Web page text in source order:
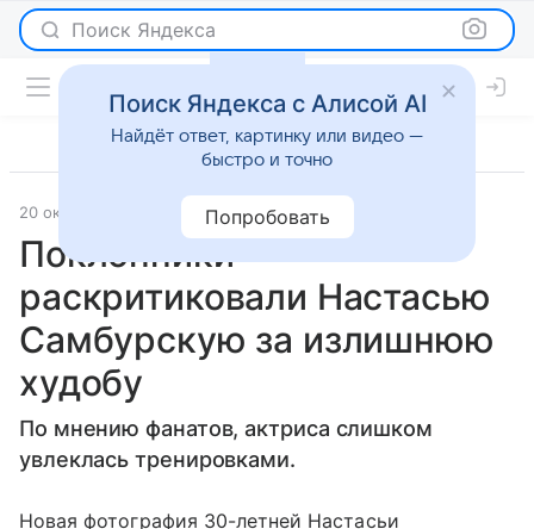
Поиск Яндекса
20 октября 2017 Светская жизнь
Поклонники
раскритиковали Настасью
Самбурскую за излишнюю
худобу
По мнению фанатов, актриса слишком
увлеклась тренировками.
Новая фотография 30-летней Настасьи
Поиск Яндекса с Алисой AI
Найдёт ответ, картинку или видео —
быстро и точно
Попробовать